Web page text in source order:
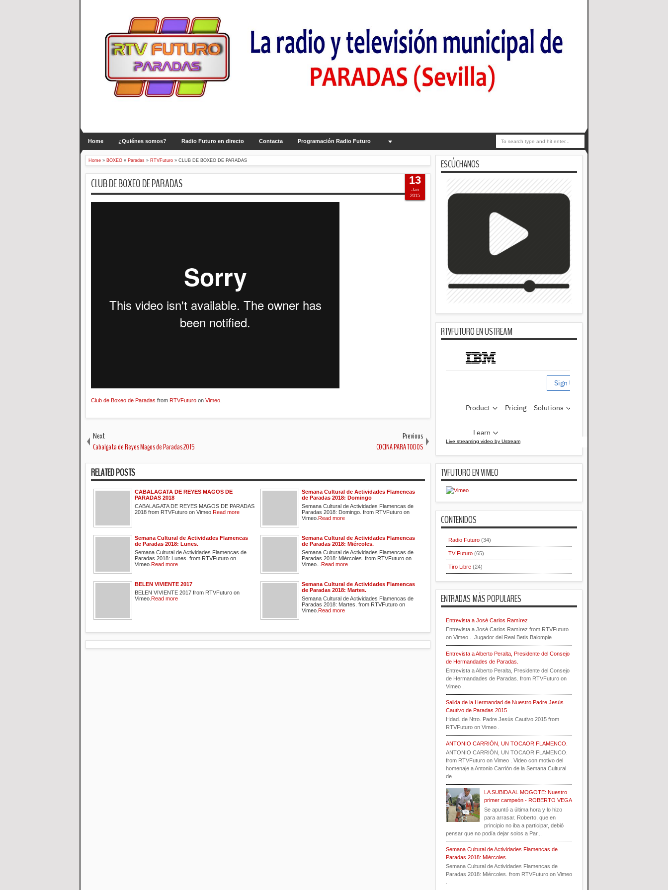
Home ¿Quiénes somos? Radio Futuro en directo Contacta Programación Radio Futuro
Home » BOXEO » Paradas » RTVFuturo » CLUB DE BOXEO DE PARADAS
CLUB DE BOXEO DE PARADAS
Club de Boxeo de Paradas from RTVFuturo on Vimeo.
13
Jan
2015
Next
Cabalgata de Reyes Magos de Paradas 2015
Previous
COCINA PARA TODOS
RELATED POSTS
CABALAGATA DE REYES MAGOS DE
PARADAS 2018
CABALAGATA DE REYES MAGOS DE PARADAS
2018 from RTVFuturo on Vimeo. Read more
Semana Cultural de Actividades Flamencas
de Paradas 2018: Domingo
Semana Cultural de Actividades Flamencas de
Paradas 2018: Domingo. from RTVFuturo on
Vimeo. Read more
Semana Cultural de Actividades Flamencas
de Paradas 2018: Lunes.
Semana Cultural de Actividades Flamencas de
Paradas 2018: Lunes. from RTVFuturo on
Vimeo. Read more
Semana Cultural de Actividades Flamencas
de Paradas 2018: Miércoles.
Semana Cultural de Actividades Flamencas de
Paradas 2018: Miércoles. from RTVFuturo on
Vimeo... Read more
BELEN VIVIENTE 2017
BELEN VIVIENTE 2017 from RTVFuturo on
Vimeo. Read more
Semana Cultural de Actividades Flamencas
de Paradas 2018: Martes.
Semana Cultural de Actividades Flamencas de
Paradas 2018: Martes. from RTVFuturo on
Vimeo. Read more
ESCÚCHANOS
RTVFUTURO EN USTREAM
Live streaming video by Ustream
TVFUTURO EN VIMEO
CONTENIDOS
Radio Futuro (34)
TV Futuro (65)
Tiro Libre (24)
ENTRADAS MÁS POPULARES
Entrevista a José Carlos Ramírez
Entrevista a José Carlos Ramírez from RTVFuturo
on Vimeo . Jugador del Real Betis Balompie
Entrevista a Alberto Peralta, Presidente del Consejo
de Hermandades de Paradas.
Entrevista a Alberto Peralta, Presidente del Consejo
de Hermandades de Paradas. from RTVFuturo on
Vimeo .
Salida de la Hermandad de Nuestro Padre Jesús
Cautivo de Paradas 2015
Hdad. de Ntro. Padre Jesús Cautivo 2015 from
RTVFuturo on Vimeo .
ANTONIO CARRIÓN, UN TOCAOR FLAMENCO.
ANTONIO CARRIÓN, UN TOCAOR FLAMENCO.
from RTVFuturo on Vimeo . Video con motivo del
homenaje a Antonio Carrión de la Semana Cultural
de...
LA SUBIDA AL MOGOTE: Nuestro
primer campeón - ROBERTO VEGA
Se apuntó a última hora y lo hizo
para arrasar. Roberto, que en
principio no iba a participar, debió
pensar que no podía dejar solos a Par...
Semana Cultural de Actividades Flamencas de
Paradas 2018: Miércoles.
Semana Cultural de Actividades Flamencas de
Paradas 2018: Miércoles. from RTVFuturo on Vimeo